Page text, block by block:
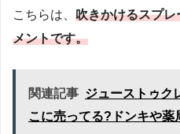
こちらは、 吹きかけるスプ
メントです。
関連記事 ジューストゥク
こに売ってる?ドンキや薬